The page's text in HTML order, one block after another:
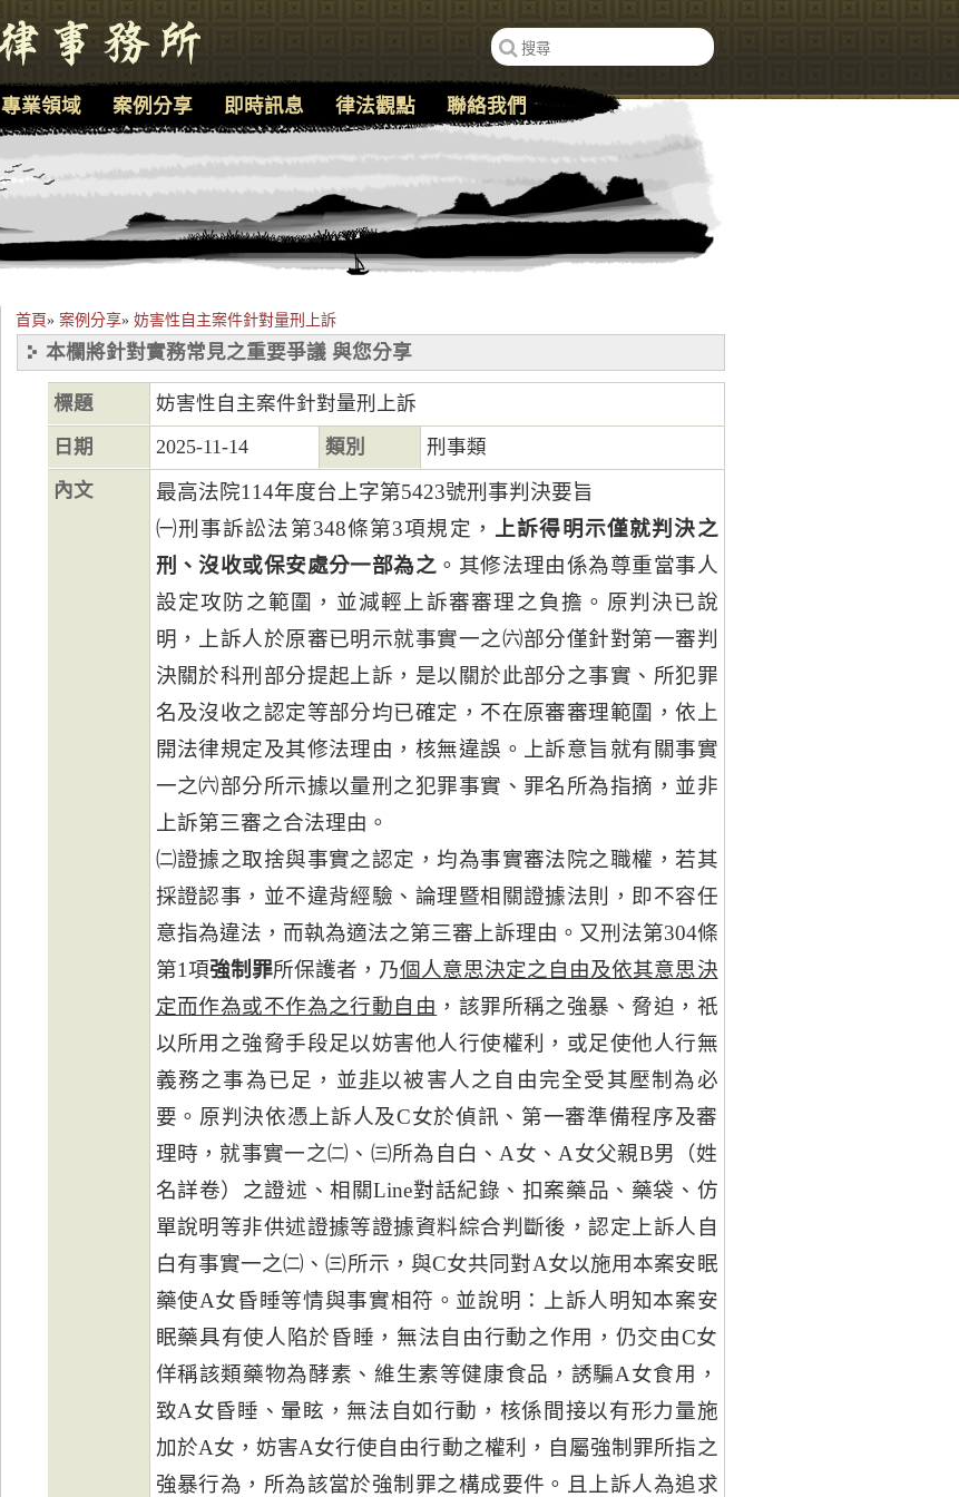
首頁» 案例分享» 妨害性自主案件針對量刑上訴
本欄將針對實務常見之重要爭議 與您分享
標題
妨害性自主案件針對量刑上訴
日期
2025-11-14 類別
刑事類
內文
最高法院114年度台上字第5423號刑事判決要旨
㈠刑事訴訟法第348條第3項規定， 上訴得明示僅就判決之
刑、沒收或保安處分一部為之 。其修法理由係為尊重當事人
設定攻防之範圍，並減輕上訴審審理之負擔。原判決已說
明，上訴人於原審已明示就事實一之㈥部分僅針對第一審判
決關於科刑部分提起上訴，是以關於此部分之事實、所犯罪
名及沒收之認定等部分均已確定，不在原審審理範圍，依上
開法律規定及其修法理由，核無違誤。上訴意旨就有關事實
一之㈥部分所示據以量刑之犯罪事實、罪名所為指摘，並非
上訴第三審之合法理由。
㈡證據之取捨與事實之認定，均為事實審法院之職權，若其
採證認事，並不違背經驗、論理暨相關證據法則，即不容任
意指為違法，而執為適法之第三審上訴理由。又刑法第304條
第1項強制罪所保護者，乃個人意思決定之自由及依其意思決
定而作為或不作為之行動自由 ，該罪所稱之強暴、脅迫，祇
以所用之強脅手段足以妨害他人行使權利，或足使他人行無
義務之事為已足，並非以被害人之自由完全受其壓制為必
要。原判決依憑上訴人及C女於偵訊、第一審準備程序及審
理時，就事實一之㈡、㈢所為自白、A女、A女父親B男（姓
名詳卷）之證述、相關Line對話紀錄、扣案藥品、藥袋、仿
單說明等非供述證據等證據資料綜合判斷後，認定上訴人自
白有事實一之㈡、㈢所示，與C女共同對A女以施用本案安眠
藥使A女昏睡等情與事實相符。並說明：上訴人明知本案安
眠藥具有使人陷於昏睡，無法自由行動之作用，仍交由C女
佯稱該類藥物為酵素、維生素等健康食品，誘騙A女食用，
致A女昏睡、暈眩，無法自如行動，核係間接以有形力量施
加於A女，妨害A女行使自由行動之權利，自屬強制罪所指之
強暴行為，所為該當於強制罪之構成要件。且上訴人為追求
專業領域 案例分享 即時訊息 律法觀點 聯絡我們